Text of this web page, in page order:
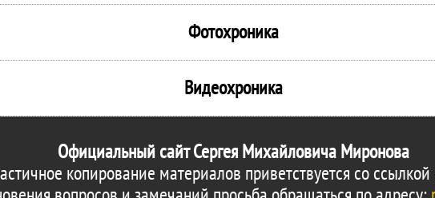
Фотохроника
Видеохроника
Официальный сайт Сергея Михайловича Миронова
копирование материалов приветствуется со ссылкой